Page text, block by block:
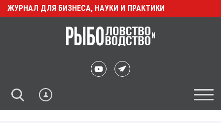
ЖУРНАЛ ДЛЯ БИЗНЕСА, НАУКИ И ПРАКТИКИ